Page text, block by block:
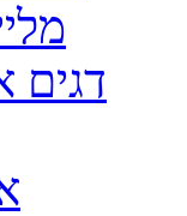
דגים